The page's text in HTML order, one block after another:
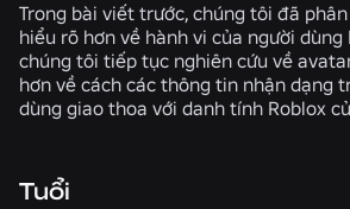
Trong bài viết trước, chúng tôi đã
hiểu rõ hơn về hành vi của người dùng
chúng tôi tiếp tục nghiên cứu về
hơn về cách các thông tin nhận dạng
dùng giao thoa với danh tính Roblox
Tuổi